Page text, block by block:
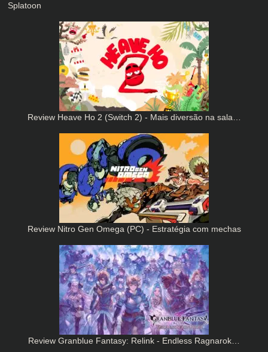
Splatoon
Review Heave Ho 2 (Switch 2) - Mais diversão na sala…
Review Nitro Gen Omega (PC) - Estratégia com mechas
Review Granblue Fantasy: Relink - Endless Ragnarok…